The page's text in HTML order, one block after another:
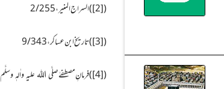
(
[2]
)السراج المنیر، 2/255
(
[3]
)تاریخ ابن عساکر، 9/343
(
[4]
)فرمانِ مصطفےٰصلَّی اللہ علیہ واٰلہٖ وسلَّم